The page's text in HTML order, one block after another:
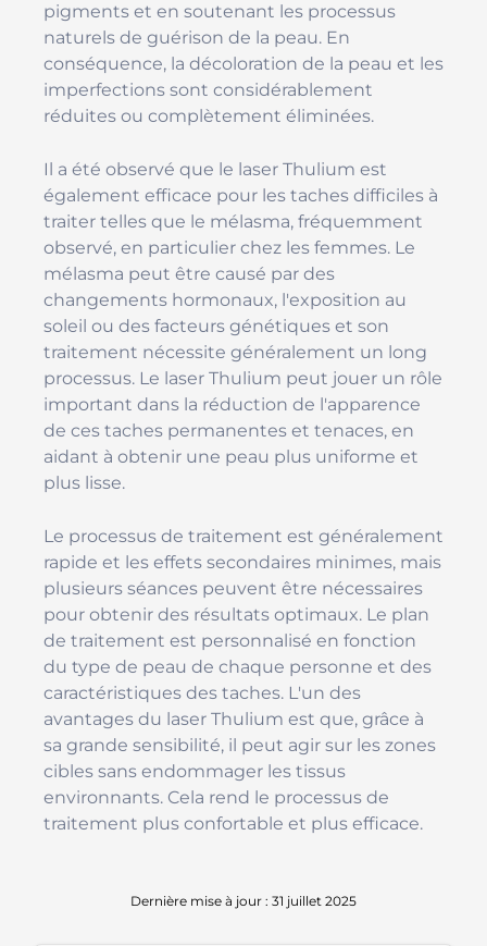
pigments et en soutenant les processus
naturels de guérison de la peau. En
conséquence, la décoloration de la peau et les
imperfections sont considérablement
réduites ou complètement éliminées.
Il a été observé que le laser Thulium est
également efficace pour les taches difficiles à
traiter telles que le mélasma, fréquemment
observé, en particulier chez les femmes. Le
mélasma peut être causé par des
changements hormonaux, l'exposition au
soleil ou des facteurs génétiques et son
traitement nécessite généralement un long
processus. Le laser Thulium peut jouer un rôle
important dans la réduction de l'apparence
de ces taches permanentes et tenaces, en
aidant à obtenir une peau plus uniforme et
plus lisse.
Le processus de traitement est généralement
rapide et les effets secondaires minimes, mais
plusieurs séances peuvent être nécessaires
pour obtenir des résultats optimaux. Le plan
de traitement est personnalisé en fonction
du type de peau de chaque personne et des
caractéristiques des taches. L'un des
avantages du laser Thulium est que, grâce à
sa grande sensibilité, il peut agir sur les zones
cibles sans endommager les tissus
environnants. Cela rend le processus de
traitement plus confortable et plus efficace.
Dernière mise à jour : 31 juillet 2025